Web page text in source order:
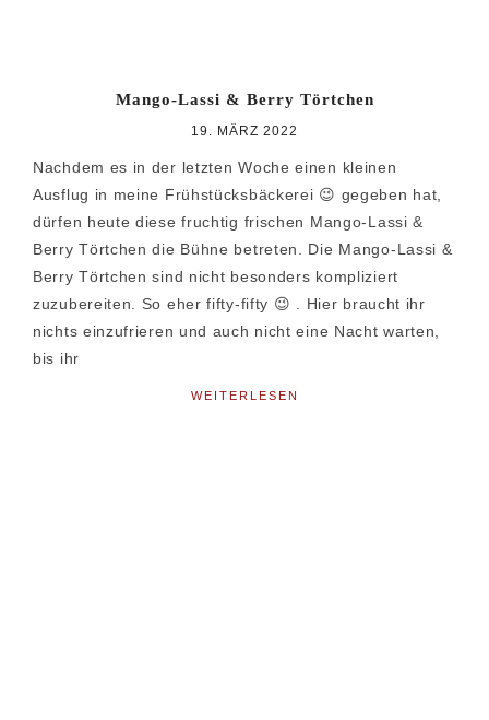
Mango-Lassi & Berry Törtchen
19. MÄRZ 2022
Nachdem es in der letzten Woche einen kleinen
Ausflug in meine Frühstücksbäckerei 😉 gegeben hat,
dürfen heute diese fruchtig frischen Mango-Lassi &
Berry Törtchen die Bühne betreten. Die Mango-Lassi &
Berry Törtchen sind nicht besonders kompliziert
zuzubereiten. So eher fifty-fifty 😉 . Hier braucht ihr
nichts einzufrieren und auch nicht eine Nacht warten,
bis ihr
WEITERLESEN